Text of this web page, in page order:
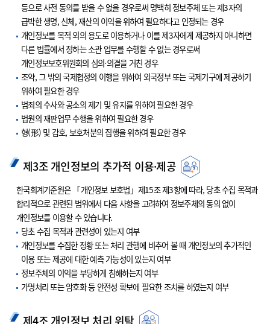
등으로 사전 동의를 받을 수 없을 경우로써 명백히 정보주체 또는 제3자의
급박한 생명, 신체, 재산의 이익을 위하여 필요하다고 인정되는 경우
개인정보를 목적 외의 용도로 이용하거나 이를 제3자에게 제공하지 아니하면
다른 법률에서 정하는 소관 업무를 수행할 수 없는 경우로써
개인정보보호위원회의 심의·의결을 거친 경우
조약, 그 밖의 국제협정의 이행을 위하여 외국정부 또는 국제기구에 제공하기
위하여 필요한 경우
범죄의 수사와 공소의 제기 및 유지를 위하여 필요한 경우
법원의 재판업무 수행을 위하여 필요한 경우
형(形) 및 감호, 보호처분의 집행을 위하여 필요한 경우
제3조 개인정보의 추가적 이용·제공
한국회계기준원은 「개인정보 보호법」제15조 제3항에 따라, 당초 수집 목적과
합리적으로 관련된 범위에서 다음 사항을 고려하여 정보주체의 동의 없이
개인정보를 이용할 수 있습니다.
당초 수집 목적과 관련성이 있는지 여부
개인정보를 수집한 정황 또는 처리 관행에 비추어 볼 때 개인정보의 추가적인
이용 또는 제공에 대한 예측 가능성이 있는지 여부
정보주체의 이익을 부당하게 침해하는지 여부
가명처리 또는 암호화 등 안전성 확보에 필요한 조치를 하였는지 여부